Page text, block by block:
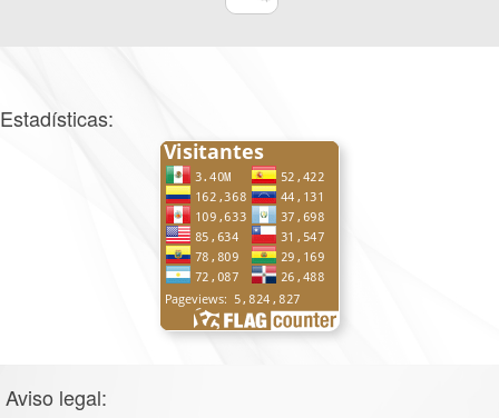
Estadísticas:
Aviso legal: